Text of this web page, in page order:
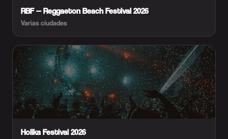
RBF — Reggaeton Beach Festival 2026
Varias ciudades
Holika Festival 2026